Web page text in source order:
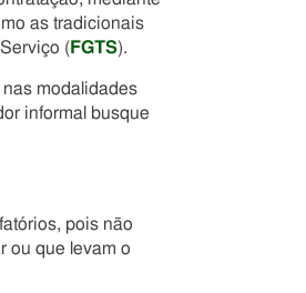
as tradicionais
( FGTS).
modalidades
informal busque
pois não
ou que levam o